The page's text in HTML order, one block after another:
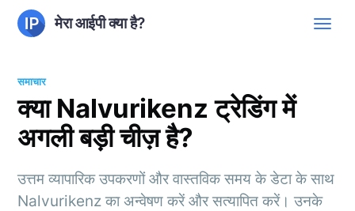
मेरा आईपी क्या है?
समाचार
क्या Nalvurikenz ट्रेडिंग में
अगली बड़ी चीज़ है?
उत्तम व्यापारिक उपकरणों और वास्तविक समय के डेटा के साथ
Nalvurikenz का अन्वेषण करें और सत्यापित करें। उनके